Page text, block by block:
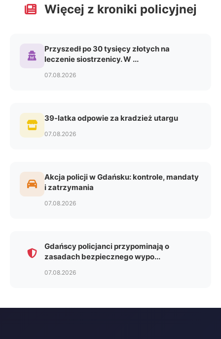
Więcej z kroniki policyjnej
Przyszedł po 30 tysięcy złotych na
leczenie siostrzenicy. W ...
07.08.2026
39-latka odpowie za kradzież utargu
07.08.2026
Akcja policji w Gdańsku: kontrole, mandaty
i zatrzymania
07.08.2026
Gdańscy policjanci przypominają o
zasadach bezpiecznego wypo...
07.08.2026